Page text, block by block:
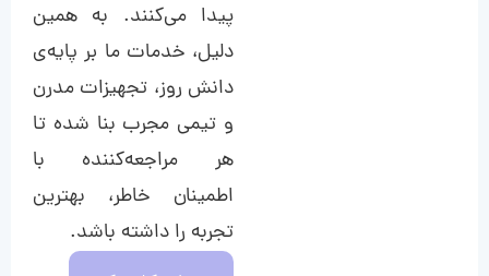
پیدا می‌کنند. به همین
دلیل، خدمات ما بر پایه‌ی
دانش روز، تجهیزات مدرن
و تیمی مجرب بنا شده تا
هر مراجعه‌کننده با
اطمینان خاطر، بهترین
تجربه را داشته باشد.